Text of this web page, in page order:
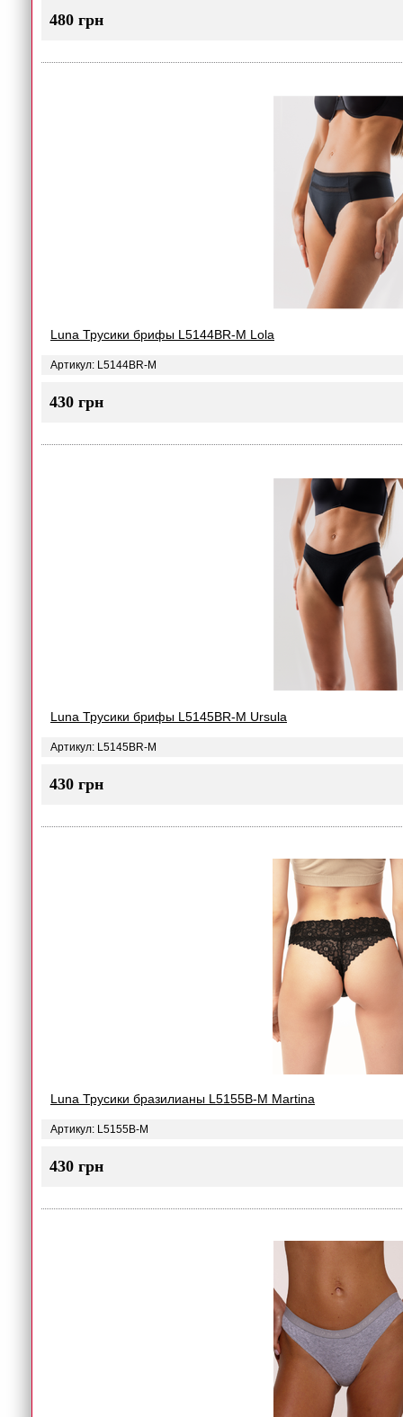
480 грн
Luna Трусики брифы L5144BR-M Lola
Артикул: L5144BR-M
430 грн
Luna Трусики брифы L5145BR-M Ursula
Артикул: L5145BR-M
430 грн
Luna Трусики бразилианы L5155B-M Martina
Артикул: L5155B-M
430 грн